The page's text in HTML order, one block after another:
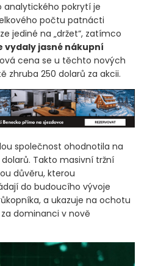
analytického pokrytí je
počtu patnácti
jediné na „držet“, zatímco
jasné nákupní
cena se u těchto nových
zhruba 250 dolarů za akcii.
společnost ohodnotila na
Takto masivní tržní
důvěru, kterou
do budoucího vývoje
a ukazuje na ochotu
dominanci v nově